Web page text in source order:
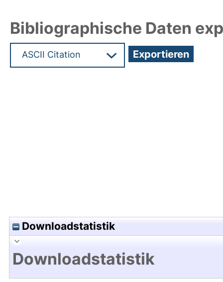
Bibliographische Daten
Downloadstatistik
Downloadstatistik